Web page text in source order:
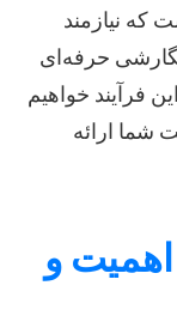
که نیازمند
حرفه‌ای
فرآیند خواهیم
شما ارائه
اهمیت و